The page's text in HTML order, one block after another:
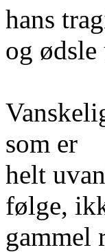
hans
og ødsle
som er
helt
følge,
gammel